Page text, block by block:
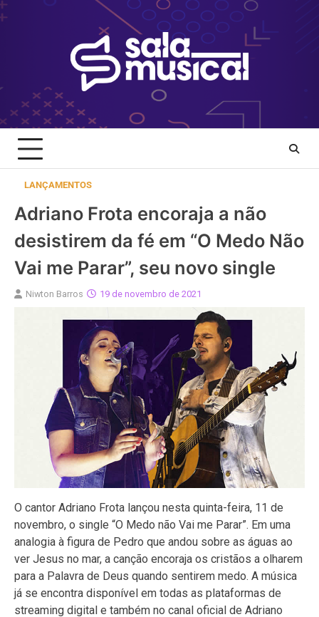
Skip
to
LANÇAMENTOS
Adriano Frota encoraja a não
desistirem da fé em “O Medo Não
Vai me Parar”, seu novo single
Niwton Barros 19 de novembro de 2021
O cantor Adriano Frota lançou nesta quinta-feira, 11 de
novembro, o single “O Medo não Vai me Parar”. Em uma
analogia à figura de Pedro que andou sobre as águas ao
ver Jesus no mar, a canção encoraja os cristãos a olharem
para a Palavra de Deus quando sentirem medo. A música
já se encontra disponível em todas as plataformas de
streaming digital e também no canal oficial de Adriano